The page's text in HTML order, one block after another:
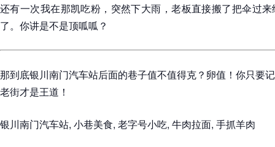
还有一次我在那凯吃粉，突然下大雨，老板直接搬了把伞过
了。你讲是不是顶呱呱？
那到底银川南门汽车站后面的巷子值不值得克？卵值！你只要
老街才是王道！
银川南门汽车站, 小巷美食, 老字号小吃, 牛肉拉面, 手抓羊肉